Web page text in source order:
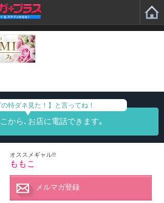
特ダネ見た！】と言ってね！
から､お店に電話できます｡
オススメギャル!!
ももこ
メルマガ登録